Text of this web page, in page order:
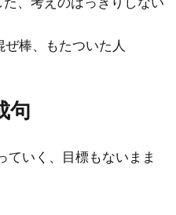
棒、もたついた人
句
ていく、目標もないまま